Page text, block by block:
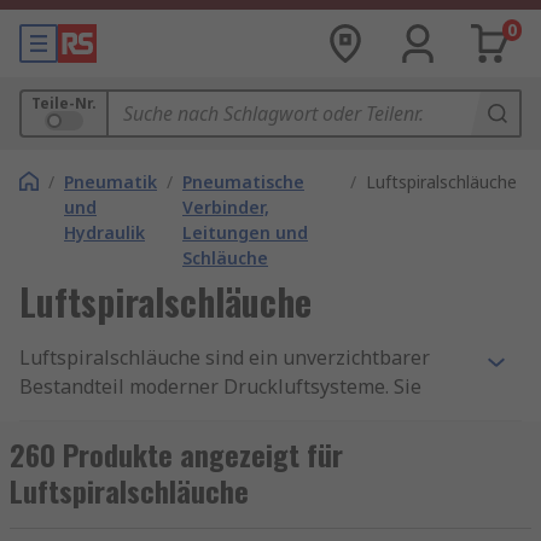
0
Teile-Nr.
/ Pneumatik
und
Hydraulik
/ Pneumatische
Verbinder,
Leitungen und
Schläuche
/ Luftspiralschläuche
Luftspiralschläuche
Luftspiralschläuche sind ein unverzichtbarer
Bestandteil moderner Druckluftsysteme. Sie
hohe Flexibilität und lange Lebensdauer aus.
Dank ihrer spiralförmigen Struktur lassen sich
diese Schläuche platzsparend einsetzen und
260 Produkte angezeigt für
Luftspiralschläuche